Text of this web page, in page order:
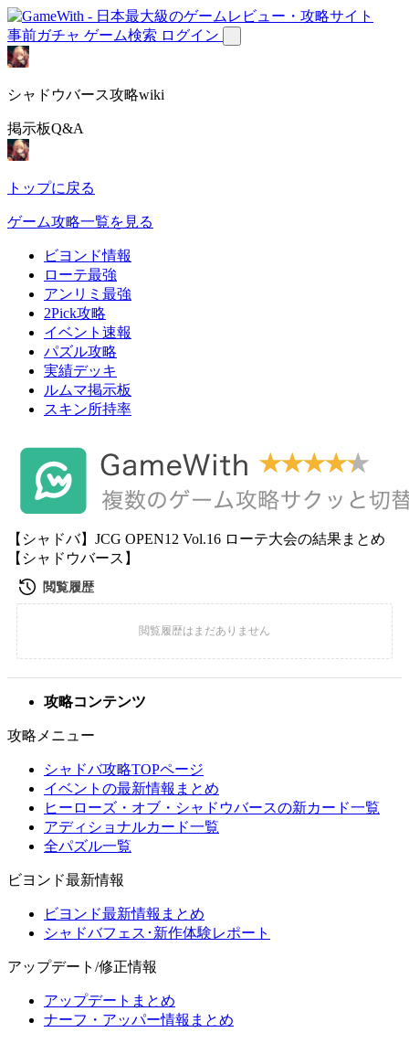
事前ガチャ ゲーム検索 ログイン
シャドウバース攻略wiki
掲示板Q&A
トップに戻る
ゲーム攻略一覧を見る
ビヨンド情報
ローテ最強
アンリミ最強
2Pick攻略
イベント速報
パズル攻略
実績デッキ
ルムマ掲示板
スキン所持率
【シャドバ】JCG OPEN12 Vol.16 ローテ大会の結果まとめ
【シャドウバース】
攻略コンテンツ
攻略メニュー
シャドバ攻略TOPページ
イベントの最新情報まとめ
ヒーローズ・オブ・シャドウバースの新カード一覧
アディショナルカード一覧
全パズル一覧
ビヨンド最新情報
ビヨンド最新情報まとめ
シャドバフェス･新作体験レポート
アップデート/修正情報
アップデートまとめ
ナーフ・アッパー情報まとめ